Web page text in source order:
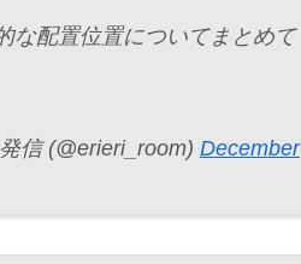
な配置位置についてまとめて
信 (@erieri_room) December